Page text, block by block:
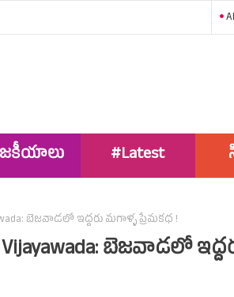
#Latest
బెజవాడలో ఇద్దరు మగాళ్ళ ప్రేమకథ !
Vijayawada: బెజవాడలో